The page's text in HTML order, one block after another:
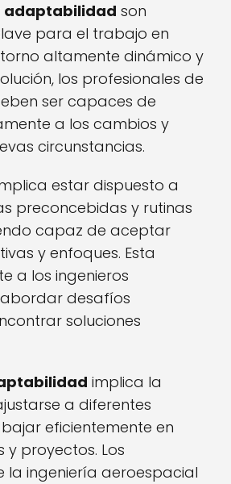
adaptabilidad son
para el trabajo en
altamente dinámico y
los profesionales de
ser capaces de
a los cambios y
circunstancias.
estar dispuesto a
preconcebidas y rutinas
capaz de aceptar
y enfoques. Esta
a los ingenieros
desafíos
soluciones
implica la
a diferentes
eficientemente en
y proyectos. Los
la ingeniería aeroespacial